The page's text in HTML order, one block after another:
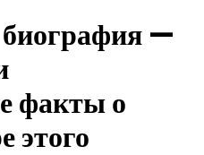
—
факты о
этого